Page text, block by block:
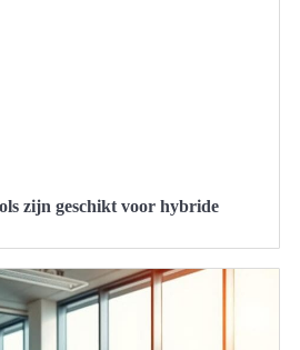
zijn geschikt voor hybride